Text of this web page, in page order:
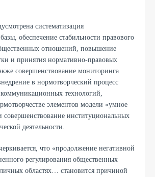
систематизация
обеспечение стабильности правового
отношений, повышение
и принятия нормативно-правовых
совершенствование мониторинга
в нормотворческий процесс
технологий,
элементов модели «умное
совершенствование институциональных
деятельности.
что «продолжение негативной
регулирования общественных
областях… становится причиной